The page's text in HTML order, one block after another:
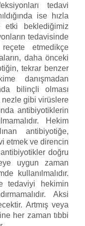
tedavi
ise hızla
beklediğimiz
tedavisinde
etmedikçe
daha önceki
tekrar benzer
danışmadan
bilinçli olması
gibi virüslere
antibiyotiklerin
Hekim
antibiyotiğe,
etmek ve direncin
doğru
uygun zaman
kullanılmalıdır.
tedaviyi hekimin
Aksi
Artmış veya
her zaman tıbbi